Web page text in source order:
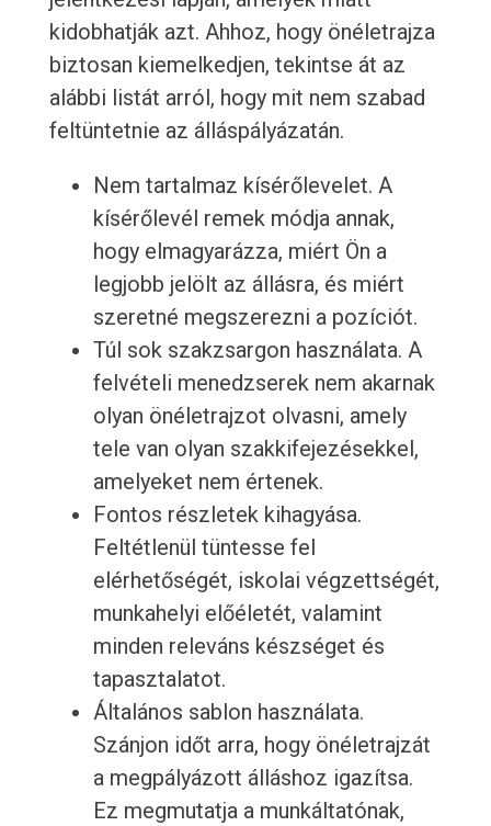
kidobhatják azt. Ahhoz, hogy önéletrajza
biztosan kiemelkedjen, tekintse át az
alábbi listát arról, hogy mit nem szabad
feltüntetnie az álláspályázatán.
Nem tartalmaz kísérőlevelet. A
kísérőlevél remek módja annak,
hogy elmagyarázza, miért Ön a
legjobb jelölt az állásra, és miért
szeretné megszerezni a pozíciót.
Túl sok szakzsargon használata. A
felvételi menedzserek nem akarnak
olyan önéletrajzot olvasni, amely
tele van olyan szakkifejezésekkel,
amelyeket nem értenek.
Fontos részletek kihagyása.
Feltétlenül tüntesse fel
elérhetőségét, iskolai végzettségét,
munkahelyi előéletét, valamint
minden releváns készséget és
tapasztalatot.
Általános sablon használata.
Szánjon időt arra, hogy önéletrajzát
a megpályázott álláshoz igazítsa.
Ez megmutatja a munkáltatónak,